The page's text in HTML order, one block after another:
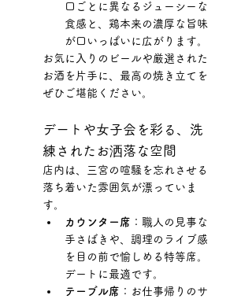
口ごとに異なるジューシーな
食感と、鶏本来の濃厚な旨味
が口いっぱいに広がります。
お気に入りのビールや厳選された
お酒を片手に、最高の焼き立てを
ぜひご堪能ください。
デートや女子会を彩る、洗
練されたお洒落な空間
店内は、三宮の喧騒を忘れさせる
落ち着いた雰囲気が漂っていま
す。
カウンター席 ：職人の見事な
手さばきや、調理のライブ感
を目の前で愉しめる特等席。
デートに最適です。
テーブル席 ：お仕事帰りのサ